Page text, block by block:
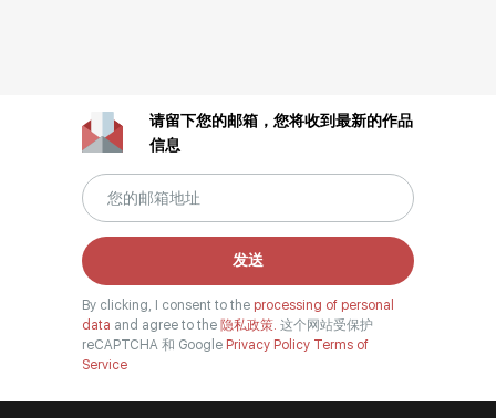
请留下您的邮箱，您将收到最新的作品
信息
发送
By clicking, I consent to the processing of personal
data and agree to the 隐私政策. 这个网站受保护
reCAPTCHA 和 Google Privacy Policy Terms of
Service